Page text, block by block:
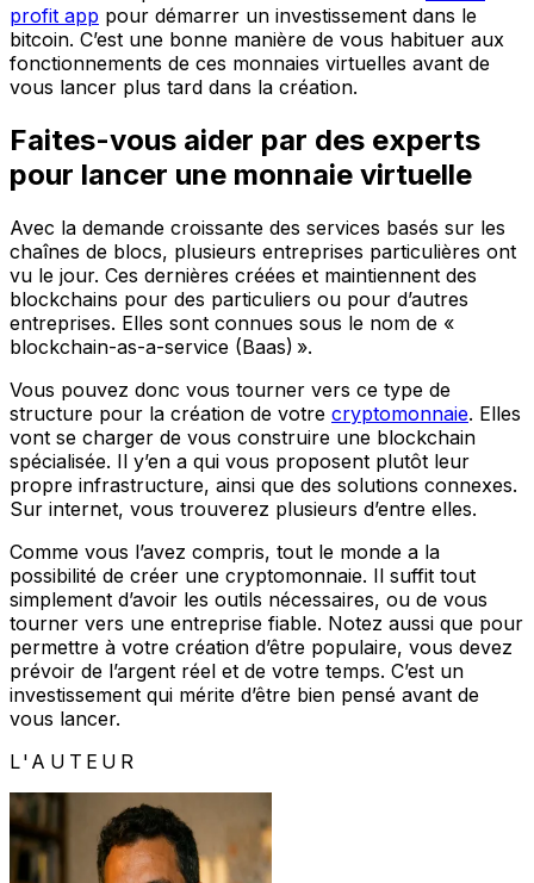
profit app pour démarrer un investissement dans le
bitcoin. C’est une bonne manière de vous habituer aux
fonctionnements de ces monnaies virtuelles avant de
vous lancer plus tard dans la création.
Faites-vous aider par des experts
pour lancer une monnaie virtuelle
Avec la demande croissante des services basés sur les
chaînes de blocs, plusieurs entreprises particulières ont
vu le jour. Ces dernières créées et maintiennent des
blockchains pour des particuliers ou pour d’autres
entreprises. Elles sont connues sous le nom de «
blockchain-as-a-service (Baas) ».
Vous pouvez donc vous tourner vers ce type de
structure pour la création de votre cryptomonnaie. Elles
vont se charger de vous construire une blockchain
spécialisée. Il y’en a qui vous proposent plutôt leur
propre infrastructure, ainsi que des solutions connexes.
Sur internet, vous trouverez plusieurs d’entre elles.
Comme vous l’avez compris, tout le monde a la
possibilité de créer une cryptomonnaie. Il suffit tout
simplement d’avoir les outils nécessaires, ou de vous
tourner vers une entreprise fiable. Notez aussi que pour
permettre à votre création d’être populaire, vous devez
prévoir de l’argent réel et de votre temps. C’est un
investissement qui mérite d’être bien pensé avant de
vous lancer.
L'AUTEUR